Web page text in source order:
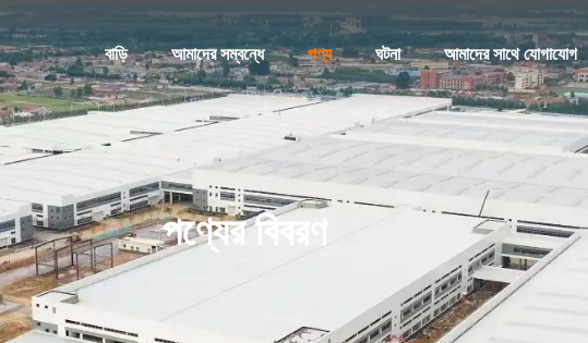
বাড়ি আমাদের সম্বন্ধে পণ্য ঘটনা আমাদের সাথে যোগাযোগ
পণ্যের বিবরণ